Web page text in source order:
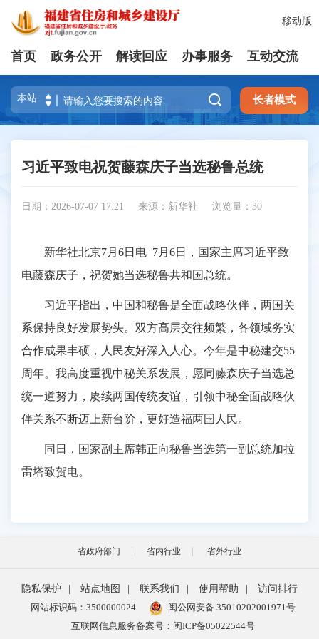
移动版
首页 政务公开 解读回应 办事服务 互动交流
 长者模式
习近平致电祝贺藤森庆子当选秘鲁总统
日期：2026-07-07 17:21 来源：新华社 浏览量： 30
新华社北京7月6日电 7月6日，国家主席习近平致
电藤森庆子，祝贺她当选秘鲁共和国总统。
习近平指出，中国和秘鲁是全面战略伙伴，两国关
系保持良好发展势头。双方高层交往频繁，各领域务实
合作成果丰硕，人民友好深入人心。今年是中秘建交55
周年。我高度重视中秘关系发展，愿同藤森庆子当选总
统一道努力，赓续两国传统友谊，引领中秘全面战略伙
伴关系不断迈上新台阶，更好造福两国人民。
同日，国家副主席韩正向秘鲁当选第一副总统加拉
雷塔致贺电。
省政府部门 省内行业 省外行业
隐私保护 站点地图 联系我们 使用帮助
访问排行
网站标识码：3500000024
闽公网安备 35010202001971号
互联网信息服务备案号：闽ICP备05022544号